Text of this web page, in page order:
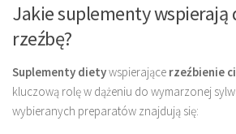
Jakie suplementy wspierają
rzeźbę?
Suplementy dietywspierające rzeźbienie
kluczową rolę w dążeniu do wymarzonej
wybieranych preparatów znajdują się: